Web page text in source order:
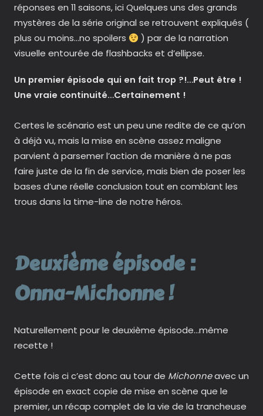
réponses en 11 saisons, ici Quelques uns des grands
mystères de la série original se retrouvent expliqués (
plus ou moins…no spoilers
) par de la narration
visuelle entourée de flashbacks et d’ellipse.
Un premier épisode qui en fait trop ?!…Peut être !
Une vraie continuité…Certainement !
Certes le scénario est un peu une redite de ce qu’on
à déjà vu, mais la mise en scène assez maligne
parvient à parsemer l’action de manière à ne pas
faire juste de la fin de service, mais bien de poser les
bases d’une réelle conclusion tout en comblant les
trous dans la time-line de notre héros.
Deuxième épisode :
Onna-Michonne !
Naturellement pour le deuxième épisode…même
recette !
Cette fois ci c’est donc au tour de Michonneavec un
épisode en exact copie de mise en scène que le
premier, un récap complet de la vie de la trancheuse